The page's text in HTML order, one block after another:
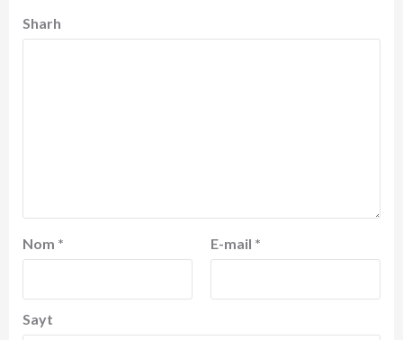
Sharh
Nom * E-mail *
Sayt